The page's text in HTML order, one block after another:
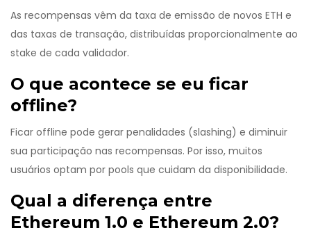
As recompensas vêm da taxa de emissão de novos ETH e
das taxas de transação, distribuídas proporcionalmente ao
stake de cada validador.
O que acontece se eu ficar
offline?
Ficar offline pode gerar penalidades (slashing) e diminuir
sua participação nas recompensas. Por isso, muitos
usuários optam por pools que cuidam da disponibilidade.
Qual a diferença entre
Ethereum 1.0 e Ethereum 2.0?